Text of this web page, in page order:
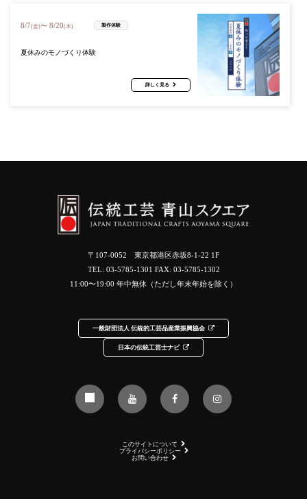
8/7(金)〜 8/20(木) 製作体験
夏休みのモノづくり体験
詳しく見る
〒107-0052 東京都港区赤坂8-1-22 1F
TEL: 03-5785-1301 FAX: 03-5785-1302
11:00〜19:00 年中無休（ただし年末年始を除く）
一般財団法人 伝統的工芸品産業振興協会
日本の伝統工芸士ナビ
このサイトについて
プライバシーポリシー
お問い合わせ